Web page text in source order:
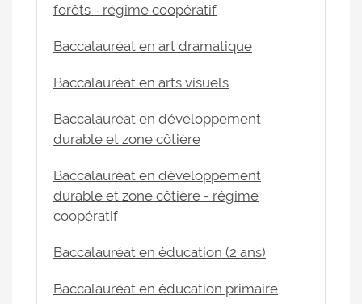
forêts - régime coopératif
Baccalauréat en art dramatique
Baccalauréat en arts visuels
Baccalauréat en développement
durable et zone côtière
Baccalauréat en développement
durable et zone côtière - régime
coopératif
Baccalauréat en éducation (2 ans)
Baccalauréat en éducation primaire